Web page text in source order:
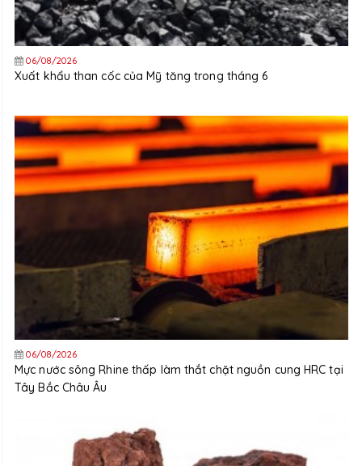
06/08/2026
Xuất khẩu than cốc của Mỹ tăng trong tháng 6
06/08/2026
Mực nước sông Rhine thấp làm thắt chặt nguồn cung HRC tại
Tây Bắc Châu Âu